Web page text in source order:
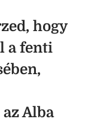
hogy
a fenti
Alba